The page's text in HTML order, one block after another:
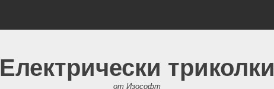
Електрически триколки
от Изософт